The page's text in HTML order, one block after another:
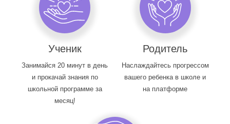
Ученик
Занимайся 20 минут в день
и прокачай знания по
школьной программе за
месяц!
Родитель
Наслаждайтесь прогрессом
вашего ребенка в школе и
на платформе